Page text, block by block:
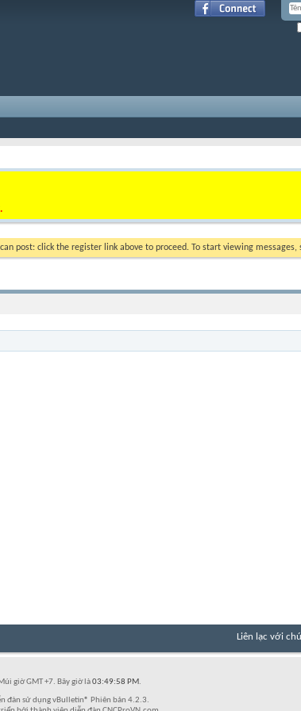
.
post: click the register link above to proceed. To start viewing
Liên lạc với
giờ GMT +7. Bây giờ là03:49:58 PM.
đàn sử dụng vBulletin® Phiên bản 4.2.3.